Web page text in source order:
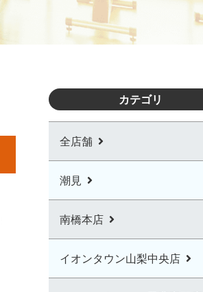
カテゴリ
全店舗
潮見
南橋本店
イオンタウン山梨中央店